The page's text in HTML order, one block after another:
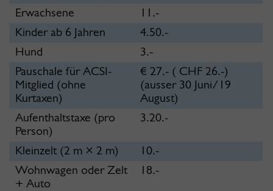
Erwachsene
11.-
Kinder ab 6 Jahren
4.50.-
Hund
3.-
Pauschale für ACSI-
Mitglied (ohne
Kurtaxen)
€ 27.- ( CHF 26.-)
(ausser 30 Juni/19
August)
Aufenthaltstaxe (pro
Person)
3.20.-
Kleinzelt (2 m × 2 m)
10.-
Wohnwagen oder Zelt
+ Auto
18.-